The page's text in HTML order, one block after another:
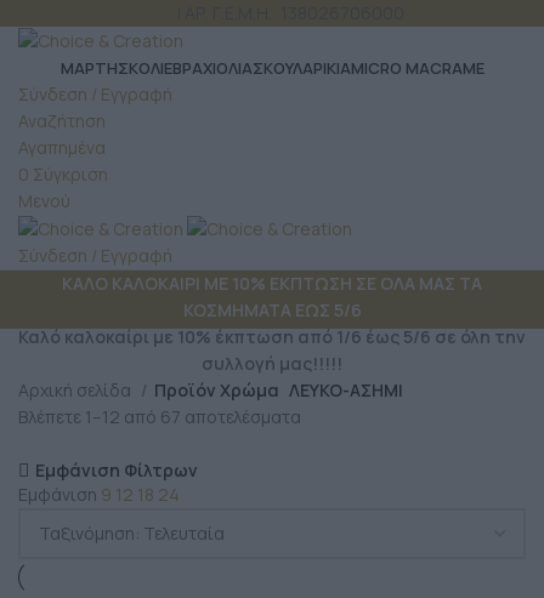
ΜΆΡΤΗΣΚΟΛΙΕΒΡΑΧΙΟΛΙΑΣΚΟΥΛΑΡΙΚΙΑMICRO MACRAME
Σύνδεση / Εγγραφή
Αναζήτηση
Αγαπημένα
0 Σύγκριση
Μενού
Σύνδεση / Εγγραφή
ΚΑΛΟ ΚΑΛΟΚΑΙΡΙ ΜΕ 10% ΕΚΠΤΩΣΗ ΣΕ ΟΛΑ ΜΑΣ ΤΑ
ΚΟΣΜΗΜΑΤΑ ΕΩΣ 5/6
Καλό καλοκαίρι με 10% έκπτωση από 1/6 έως 5/6 σε όλη την
συλλογή μας!!!!!
Αρχική σελίδα
Προϊόν Χρώμα ΛΕΥΚΟ-ΑΣΗΜΙ
Βλέπετε 1–12 από 67 αποτελέσματα
Εμφάνιση Φίλτρων
Εμφάνιση 9 12 18 24